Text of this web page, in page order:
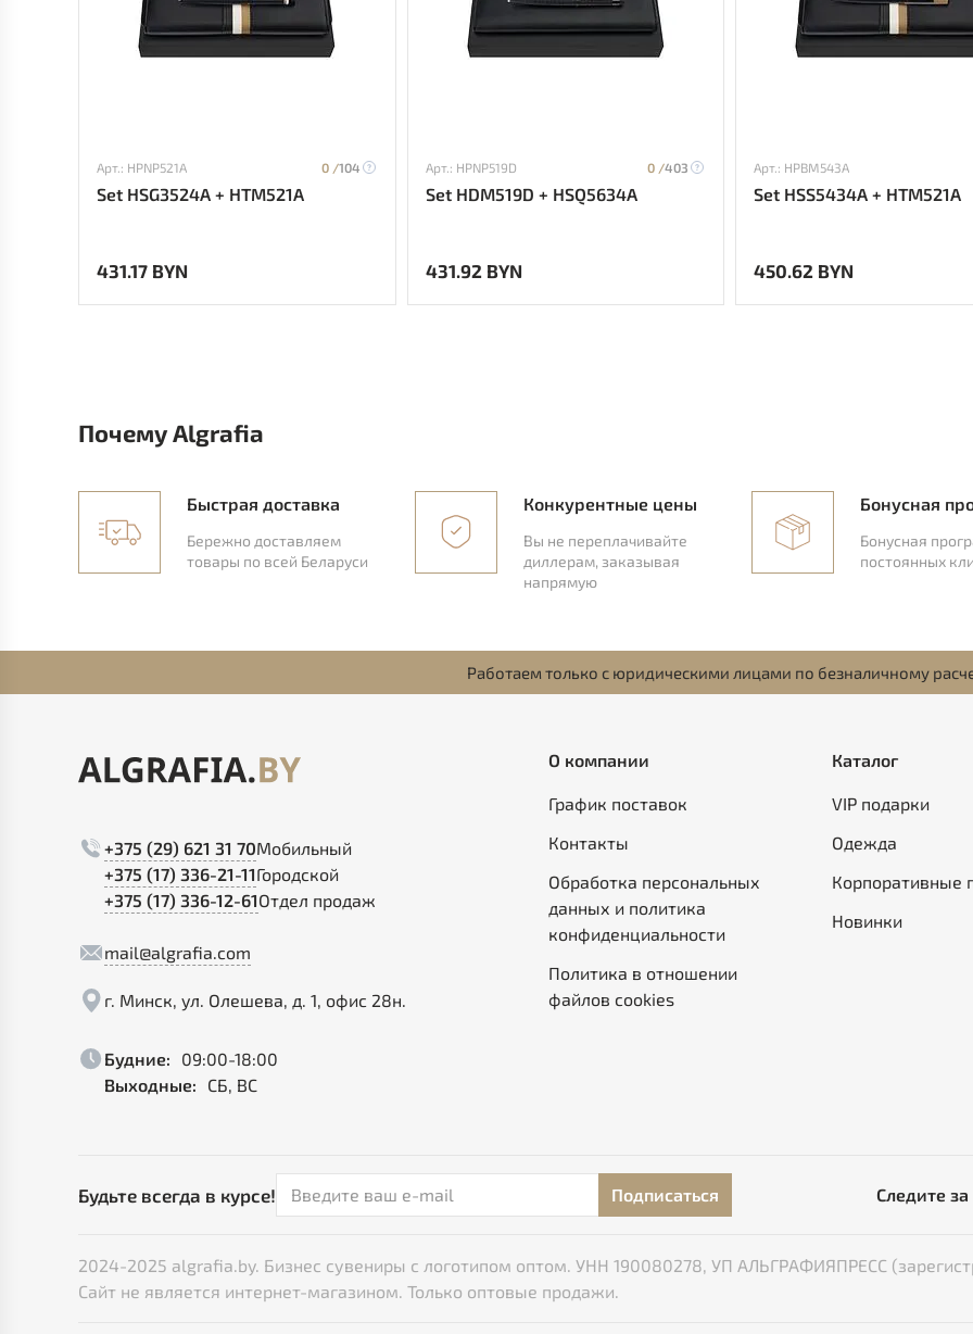
Арт.: HPNP521A 0 /104
Set HSG3524A + HTM521A
431.17 BYN
Арт.: HPNP519D 0 /403
Set HDM519D + HSQ5634A
431.92 BYN
Арт.: HPBM543A
Set HSS5434A + HTM521A
450.62 BYN
Почему Algrafia
Быстрая доставка
Бережно доставляем
товары по всей Беларуси
Конкурентные цены
Вы не переплачивайте
диллерам, заказывая
напрямую
Бонусная
Бонусная
постоянных
Работаем только с юридическими лицами по безналичному
+375 (29) 621 31 70Мобильный
+375 (17) 336-21-11Городской
+375 (17) 336-12-61Отдел продаж
mail@algrafia.com
г. Минск, ул. Олешева, д. 1, офис 28н.
Будние:
09:00-18:00
Выходные:
СБ, ВС
О компании
График поставок
Контакты
Обработка персональных
данных и политика
конфиденциальности
Политика в отношении
файлов cookies
Каталог
VIP подарки
Одежда
Корпоративные
Новинки
Будьте всегда в курсе! Подписаться Следите
2024-2025 algrafia.by. Бизнес сувениры с логотипом оптом. УНН 190080278, УП АЛЬГРАФИЯПРЕСС
Сайт не является интернет-магазином. Только оптовые продажи.